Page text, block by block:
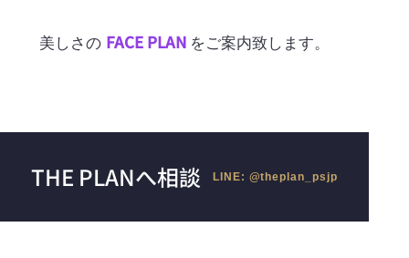
美しさの FACE PLAN をご案内致します。
THE PLANへ相談 LINE: @theplan_psjp